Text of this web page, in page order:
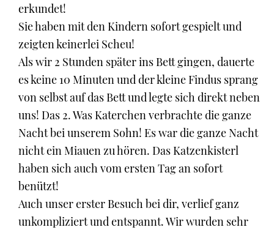
erkundet!
Sie haben mit den Kindern sofort gespielt und
zeigten keinerlei Scheu!
Als wir 2 Stunden später ins Bett gingen, dauerte
es keine 10 Minuten und der kleine Findus sprang
von selbst auf das Bett und legte sich direkt neben
uns! Das 2. Was Katerchen verbrachte die ganze
Nacht bei unserem Sohn! Es war die ganze Nacht
nicht ein Miauen zu hören. Das Katzenkisterl
haben sich auch vom ersten Tag an sofort
benützt!
Auch unser erster Besuch bei dir, verlief ganz
unkompliziert und entspannt. Wir wurden sehr